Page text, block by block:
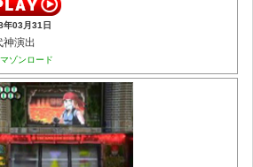
年03月31日
神演出
ゾンロード